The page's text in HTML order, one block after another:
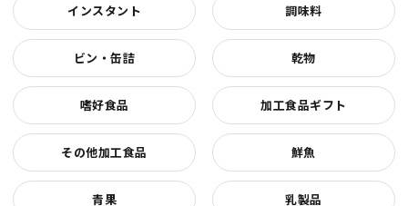
インスタント 調味料
ビン・缶詰 乾物
嗜好食品 加工食品ギフト
その他加工食品 鮮魚
青果 乳製品